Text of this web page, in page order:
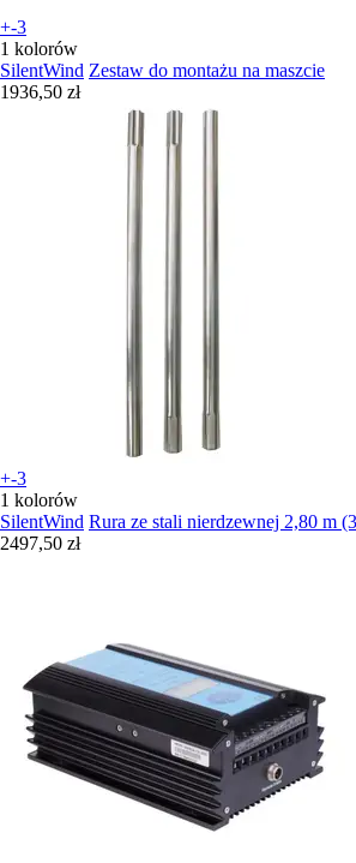
+-3
1 kolorów
SilentWind Zestaw do montażu na maszcie
1936,50 zł
+-3
1 kolorów
SilentWind Rura ze stali nierdzewnej 2,80 m
2497,50 zł